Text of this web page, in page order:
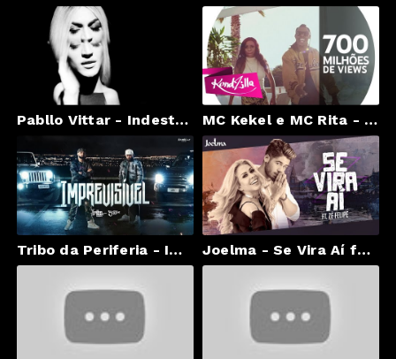
Pabllo Vittar - Indestrutível (Vídeoclipe Oficial) MC Kekel e MC Rita - Amor de Verdade (KondZilla)
Tribo da Periferia - Imprevisível (Official Music Video) Joelma - Se Vira Aí feat. Zé Felipe